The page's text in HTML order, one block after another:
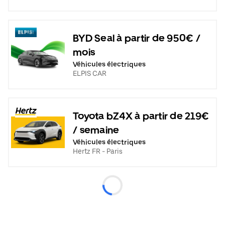
BYD Seal à partir de 950€ /
mois
Véhicules électriques
ELPIS CAR
Toyota bZ4X à partir de 219€
/ semaine
Véhicules électriques
Hertz FR - Paris